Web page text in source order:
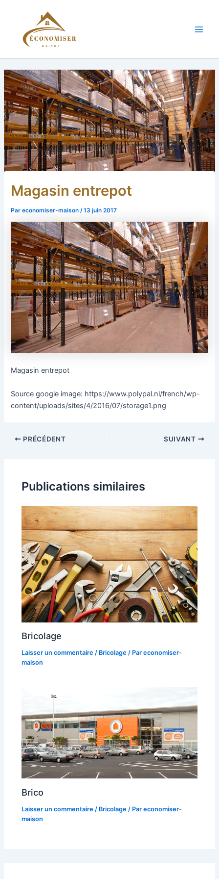
Magasin entrepot
Pareconomiser-maison/13 juin 2017
Magasin entrepot
Source google image: https://www.polypal.nl/french/wp-
content/uploads/sites/4/2016/07/storage1.png
PRÉCÉDENT SUIVANT
Publications similaires
Bricolage
Laisser un commentaire / Bricolage / Pareconomiser-
maison
Brico
Laisser un commentaire / Bricolage / Pareconomiser-
maison